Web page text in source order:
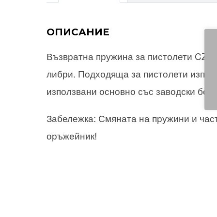
ОПИСАНИЕ
Възвратна пружина за пистолети
либри. Подходяща за пистолети
използвани основно със заводски
Забележка: Смяната на пружини и
оръжейник!